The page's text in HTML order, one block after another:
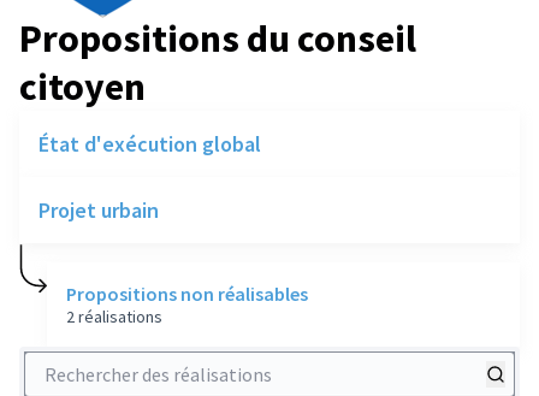
Propositions du conseil
citoyen
État d'exécution global
Projet urbain
Propositions non réalisables
2 réalisations
Rechercher des réalisations